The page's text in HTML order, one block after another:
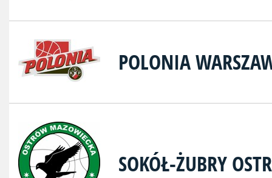
POLONIA
SOKÓŁ-ŻUBRY